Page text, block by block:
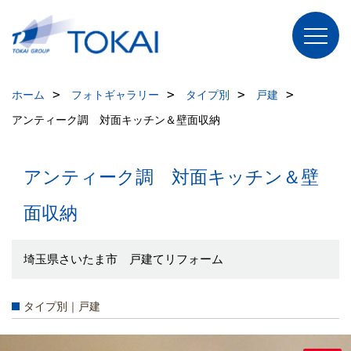
ホーム フォトギャラリー タイプ別
戸建
アンティーク調 対面キッチン＆壁面収納
アンティーク調 対面キッチン＆壁
面収納
埼玉県さいたま市 戸建てリフォーム
タイプ別｜戸建